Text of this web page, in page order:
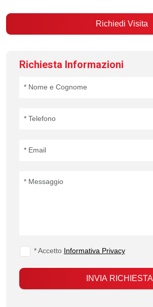
Richiedi Visita
Richiesta Informazioni
* Accetto Informativa Privacy
INVIA RICHIESTA